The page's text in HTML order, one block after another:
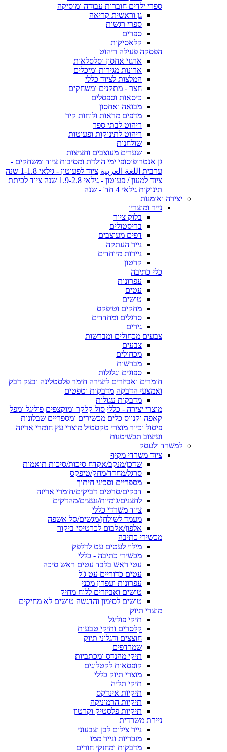
ספרי ילדים חוברות עבודה ומוסיקה
גן וראשית קריאה
ספרי רגשות
ספרים
קלאסיקות
הפסקה פעילה ריהוט
ארגזי אחסון וסלסלאות
ארונות מגירות ומיכלים
המלצות לציוד כללי
חצר - מתקנים ומשחקים
כיסאות וספסלים
מבואה ואחסון
מדפים מראות ולוחות קיר
ריהוט לבתי ספר
ריהוט לתינוקות ופעוטות
שולחנות
שערים מעוצבים וחציצות
גן אנטרופוסופי ימי הולדת ומסיבות ציוד ומשחקים -
ערבית اللغة العربية ציוד לפעוטון - גילאי 1-1.8 שנה
ציוד למעון / פעוטון - גילאי 1.9-2.8 שנה
ציוד לכיתת
תינוקות גילאי 4 חד' - שנה
יצירה ואומנות
נייר ומוצריו
בלוק ציור
בריסטולים
דפים מעוצבים
נייר העתקה
ניירות מיוחדים
קרטון
כלי כתיבה
עפרונות
עטים
טושים
מחקים וטיפקס
סרגלים ומחדדים
גירים
צבעים מכחולים ומברשות
צבעים
מכחולים
מברשות
ספוגים וגלגלות
חומרים ואביזרים ליצירה חימר פלסטלינה ובצק דבק
ואמצעי הדבקה מדבקות וטפטים
מדבקות עגולות
מוצרי יצירה - כללי סול קלקר ומוקצפים פוליגל ומפל
קאפה וקנווס כלים מכשירים ומספריים שבלונות
פיסול וכיור מוצרי טקסטיל מוצרי עץ חומרי אריזה
ועיצוב תכשיטנות
למשרד ולעסק
ציוד משרדי מקיף
שדכן/מנקב/אקדח סיכות/סיכות תואמות
סרגל/מחדד/מחק/טיפקס
מספריים וסכיני חיתוך
דבקים/סרטים דביקים/חומרי אריזה
לחצנים/גומיות/נעצים/מהדקים
ציוד משרדי כללי
מעמד לשולחן/מגשים/סל אשפה
אלפון/אלבום לכרטיסי ביקור
מכשירי כתיבה
מילוי לעטים עט לדלפק
מכשירי כתיבה - כללי
עטי ראש בלבד עטים ראש סיכה
עטים כדוריים עט ג'ל
עפרונות ועפרון מכני
טושים ואביזרים ללוח מחיק
טושים לסימון והדגשה טושים לא מחיקים
מוצרי תיוק
תיקי פוליגל
קלסרים ותיקי טבעות
חוצצים ודגלוני תיוק
שמרדפים
תיקי מהנדס ומכתביות
קופסאות לקטלוגים
מוצרי תיוק כללי
תיקי תליה
תיקיות אינדקס
תיקיות הרמוניקה
תיקיות פלסטיק וקרטון
ניירת משרדית
נייר צילום לבן וצבעוני
מזכריות ונייר ממו
מדבקות ומחזקי חורים